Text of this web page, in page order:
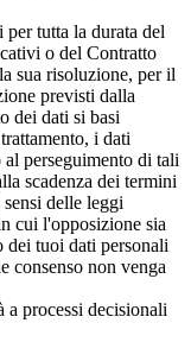
tutta la durata del
o del Contratto
sua risoluzione, per il
previsti dalla
dei dati si basi
i dati
al perseguimento di tali
scadenza dei termini
delle leggi
cui l'opposizione sia
dei tuoi dati personali
consenso non venga
processi decisionali